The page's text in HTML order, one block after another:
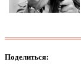
Поделиться: